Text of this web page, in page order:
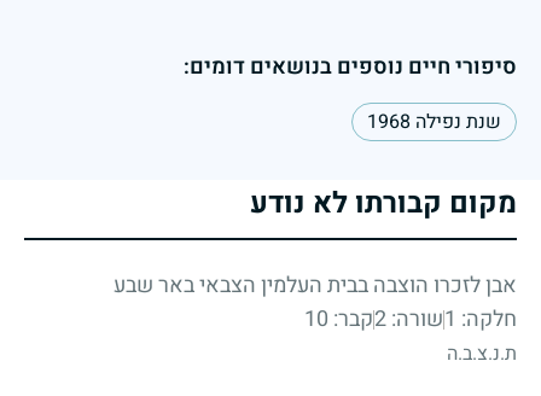
סיפורי חיים נוספים בנושאים דומים:
שנת נפילה 1968
מקום קבורתו לא נודע
אבן לזכרו הוצבה בבית העלמין הצבאי באר שבע
חלקה: 1
שורה: 2 קבר: 10
ת.נ.צ.ב.ה